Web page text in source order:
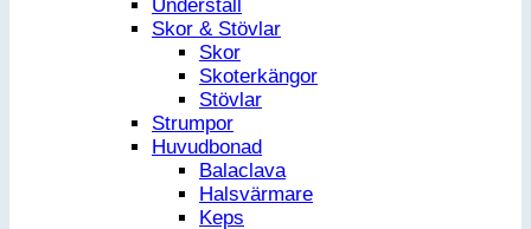
Underställ
Skor & Stövlar
Skor
Skoterkängor
Stövlar
Strumpor
Huvudbonad
Balaclava
Halsvärmare
Keps